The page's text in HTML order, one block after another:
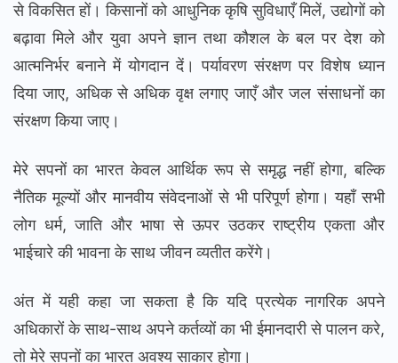
से विकसित हों। किसानों को आधुनिक कृषि सुविधाएँ मिलें, उद्योगों को
बढ़ावा मिले और युवा अपने ज्ञान तथा कौशल के बल पर देश को
आत्मनिर्भर बनाने में योगदान दें। पर्यावरण संरक्षण पर विशेष ध्यान
दिया जाए, अधिक से अधिक वृक्ष लगाए जाएँ और जल संसाधनों का
संरक्षण किया जाए।
मेरे सपनों का भारत केवल आर्थिक रूप से समृद्ध नहीं होगा, बल्कि
नैतिक मूल्यों और मानवीय संवेदनाओं से भी परिपूर्ण होगा। यहाँ सभी
लोग धर्म, जाति और भाषा से ऊपर उठकर राष्ट्रीय एकता और
भाईचारे की भावना के साथ जीवन व्यतीत करेंगे।
अंत में यही कहा जा सकता है कि यदि प्रत्येक नागरिक अपने
अधिकारों के साथ-साथ अपने कर्तव्यों का भी ईमानदारी से पालन करे,
तो मेरे सपनों का भारत अवश्य साकार होगा।